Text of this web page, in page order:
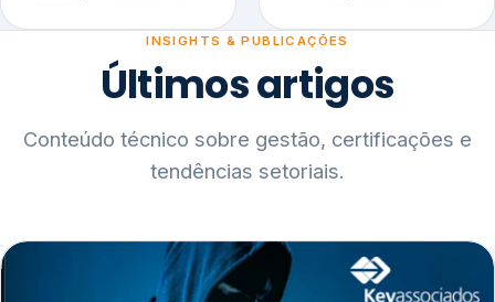
INSIGHTS & PUBLICAÇÕES
Últimos artigos
Conteúdo técnico sobre gestão, certificações e
tendências setoriais.